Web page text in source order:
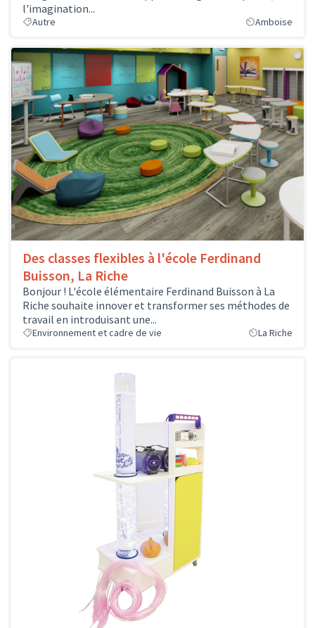
l'imagination...
Autre Amboise
Des classes flexibles à l'école Ferdinand
Buisson, La Riche
Bonjour ! L'école élémentaire Ferdinand Buisson à La
Riche souhaite innover et transformer ses méthodes de
travail en introduisant une...
Environnement et cadre de vie La Riche